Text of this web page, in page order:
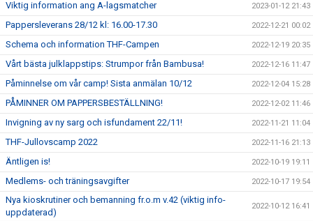
Viktig information ang A-lagsmatcher 2023-01-12 21:43
Pappersleverans 28/12 kl: 16.00-17.30 2022-12-21 00:02
Schema och information THF-Campen 2022-12-19 20:35
Vårt bästa julklappstips: Strumpor från Bambusa! 2022-12-16 11:47
Påminnelse om vår camp! Sista anmälan 10/12 2022-12-04 15:28
PÅMINNER OM PAPPERSBESTÄLLNING! 2022-12-02 11:46
Invigning av ny sarg och isfundament 22/11! 2022-11-21 11:04
THF-Jullovscamp 2022 2022-11-16 21:13
Äntligen is! 2022-10-19 19:11
Medlems- och träningsavgifter 2022-10-17 19:54
Nya kioskrutiner och bemanning fr.o.m v.42 (viktig info-
uppdaterad)
2022-10-12 16:41